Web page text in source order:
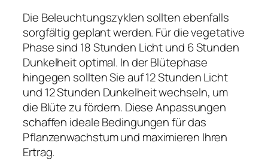
Die Beleuchtungszyklen sollten ebenfalls
sorgfältig geplant werden. Für die vegetative
Phase sind 18 Stunden Licht und 6 Stunden
Dunkelheit optimal. In der Blütephase
hingegen sollten Sie auf 12 Stunden Licht
und 12 Stunden Dunkelheit wechseln, um
die Blüte zu fördern. Diese Anpassungen
schaffen ideale Bedingungen für das
Pflanzenwachstum und maximieren Ihren
Ertrag.